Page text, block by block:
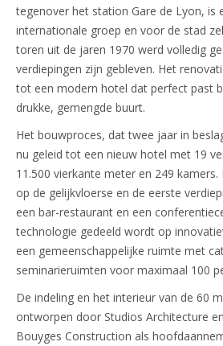
tegenover het station Gare de Lyon, is
internationale groep en voor de stad
toren uit de jaren 1970 werd volledig
verdiepingen zijn gebleven. Het
tot een modern hotel dat perfect past
drukke, gemengde buurt.
Het bouwproces, dat twee jaar in
nu geleid tot een nieuw hotel met 19
11.500 vierkante meter en 249
op de gelijkvloerse en de eerste
een bar-restaurant en een
technologie gedeeld wordt op
een gemeenschappelijke ruimte met
seminarieruimten voor maximaal 100
De indeling en het interieur van de 60
ontworpen door Studios Architecture
Bouyges Construction als